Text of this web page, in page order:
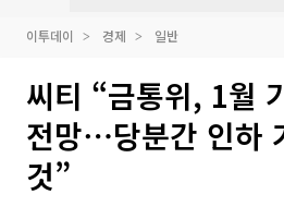
이투데이 경제 일반
씨티 “금통위, 1월
전망⋯당분간 인하
것”